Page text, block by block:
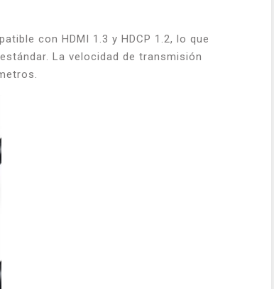
con HDMI 1.3 y HDCP 1.2, lo que
La velocidad de transmisión